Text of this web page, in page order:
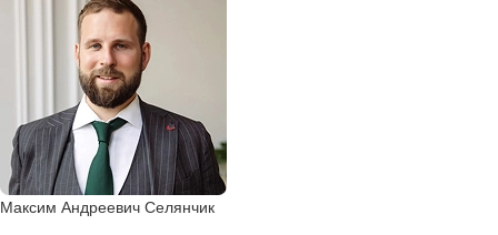
Максим Андреевич Селянчик